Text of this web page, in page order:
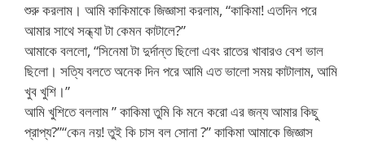
শুরু করলাম। আমি কাকিমাকে জিজ্ঞাসা করলাম, “কাকিমা! এতদিন পরে
আমার সাথে সন্ধ্যা টা কেমন কাটালে?”
আমাকে বললো, “সিনেমা টা দুর্দান্ত ছিলো এবং রাতের খাবারও বেশ ভাল
ছিলো। সত্যি বলতে অনেক দিন পরে আমি এত ভালো সময় কাটালাম, আমি
খুব খুশি।”
আমি খুশিতে বললাম ” কাকিমা তুমি কি মনে করো এর জন্য আমার কিছু
প্রাপ্য?”“কেন নয়! তুই কি চাস বল সোনা ?” কাকিমা আমাকে জিজ্ঞাস